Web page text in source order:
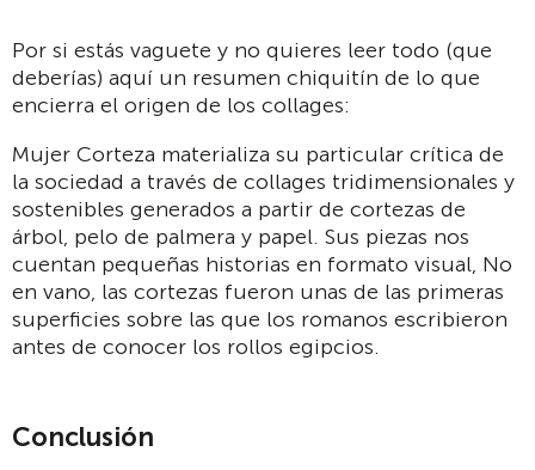
Por si estás vaguete y no quieres leer todo (que
deberías) aquí un resumen chiquitín de lo que
encierra el origen de los collages:
Mujer Corteza materializa su particular crítica de
la sociedad a través de collages tridimensionales y
sostenibles generados a partir de cortezas de
árbol, pelo de palmera y papel. Sus piezas nos
cuentan pequeñas historias en formato visual, No
en vano, las cortezas fueron unas de las primeras
superficies sobre las que los romanos escribieron
antes de conocer los rollos egipcios.
Conclusión